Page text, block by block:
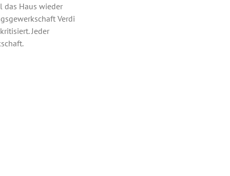
das Haus wieder
Verdi
Jeder